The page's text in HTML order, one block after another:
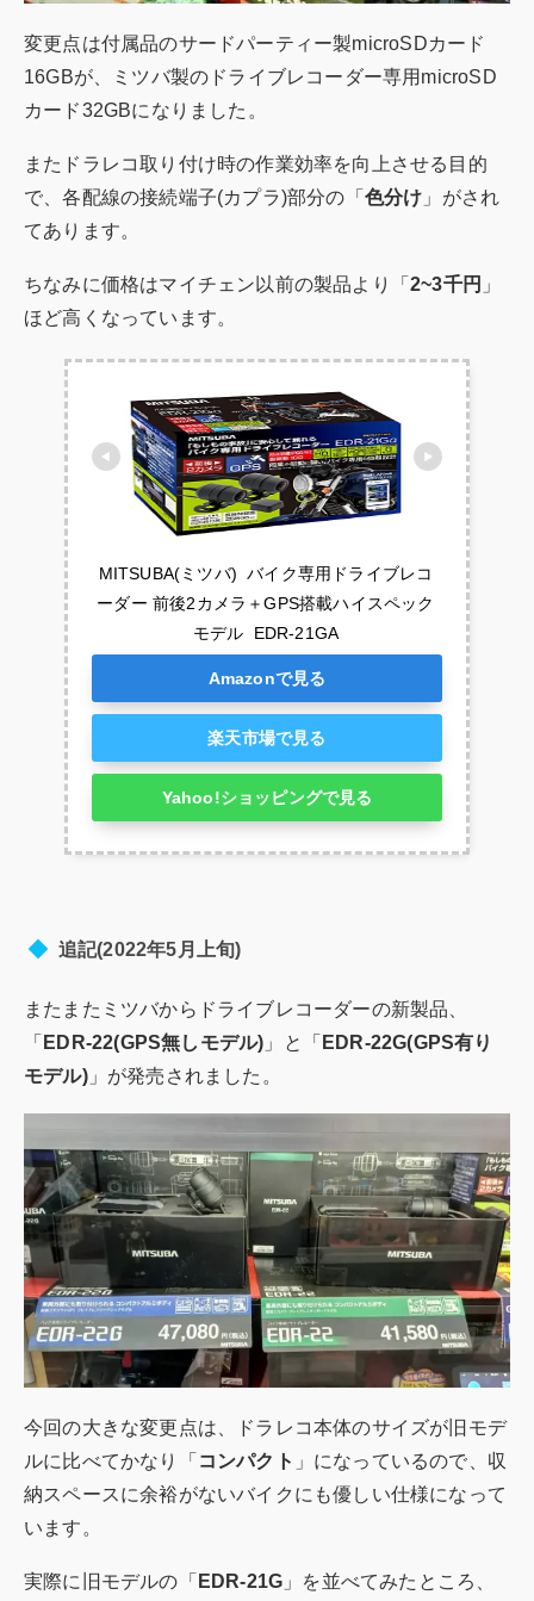
変更点は付属品のサードパーティー製microSDカード
16GBが、ミツバ製のドライブレコーダー専用microSD
カード32GBになりました。
またドラレコ取り付け時の作業効率を向上させる目的
で、各配線の接続端子(カプラ)部分の「 色分け 」がされ
てあります。
ちなみに価格はマイチェン以前の製品より「 2~3千円 」
ほど高くなっています。
MITSUBA(ミツバ)  バイク専用ドライブレコ
ーダー 前後2カメラ＋GPS搭載ハイスペック
モデル  EDR-21GA
Amazonで見る
楽天市場で見る
Yahoo!ショッピングで見る
追記(2022年5月上旬)
またまたミツバからドライブレコーダーの新製品、
「 EDR-22(GPS無しモデル) 」と「 EDR-22G(GPS有り
モデル)」が発売されました。
今回の大きな変更点は、ドラレコ本体のサイズが旧モデ
ルに比べてかなり「 コンパクト 」になっているので、収
納スペースに余裕がないバイクにも優しい仕様になって
います。
実際に旧モデルの「 EDR-21G 」を並べてみたところ、